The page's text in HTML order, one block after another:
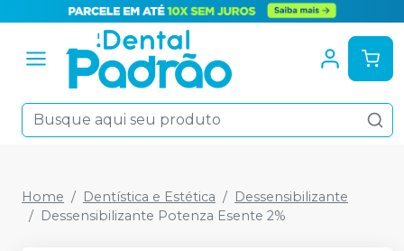
Home Dentística e Estética
Dessensibilizante
Dessensibilizante Potenza Esente 2%